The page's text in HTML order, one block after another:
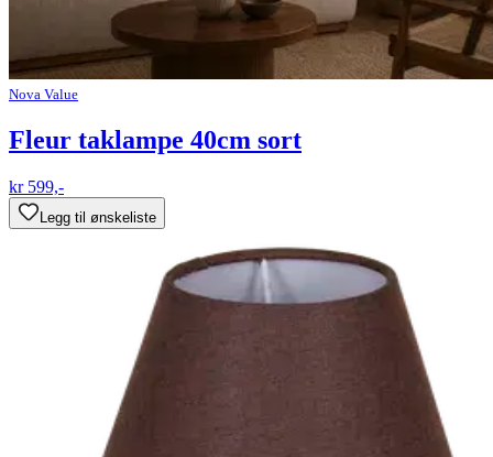
Nova Value
Fleur taklampe 40cm sort
kr 599,-
Legg til ønskeliste